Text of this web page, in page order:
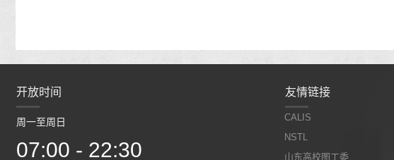
开放时间
周一至周日
07:00 - 22:30 07:00 - 22:30
友情链接
CALIS
NSTL
山东高校图工委